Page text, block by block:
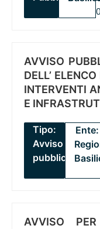
AVVISO
DELL’
INTERVENTI
E
Tipo:
Avviso
pubblico
Ente:
AVVISO